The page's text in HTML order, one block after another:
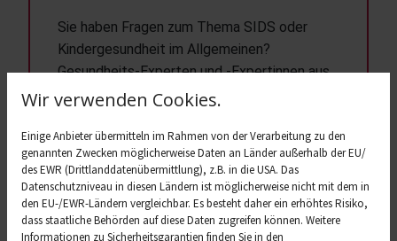
Sie haben Fragen zum Thema SIDS oder
Kindergesundheit im Allgemeinen?
Gesundheits-Experten und -Expertinnen aus
Ihrer Region beraten Sie gerne.
Ursachen für den
plötzlichen Kindstod
Wir verwenden Cookies.
Einige Anbieter übermitteln im Rahmen von der Verarbeitung zu den
genannten Zwecken möglicherweise Daten an Länder außerhalb der EU/
des EWR (Drittlanddatenübermittlung), z.B. in die USA. Das
Datenschutzniveau in diesen Ländern ist möglicherweise nicht mit dem in
den EU-/EWR-Ländern vergleichbar. Es besteht daher ein erhöhtes Risiko,
dass staatliche Behörden auf diese Daten zugreifen können. Weitere
Informationen zu Sicherheitsgarantien finden Sie in den